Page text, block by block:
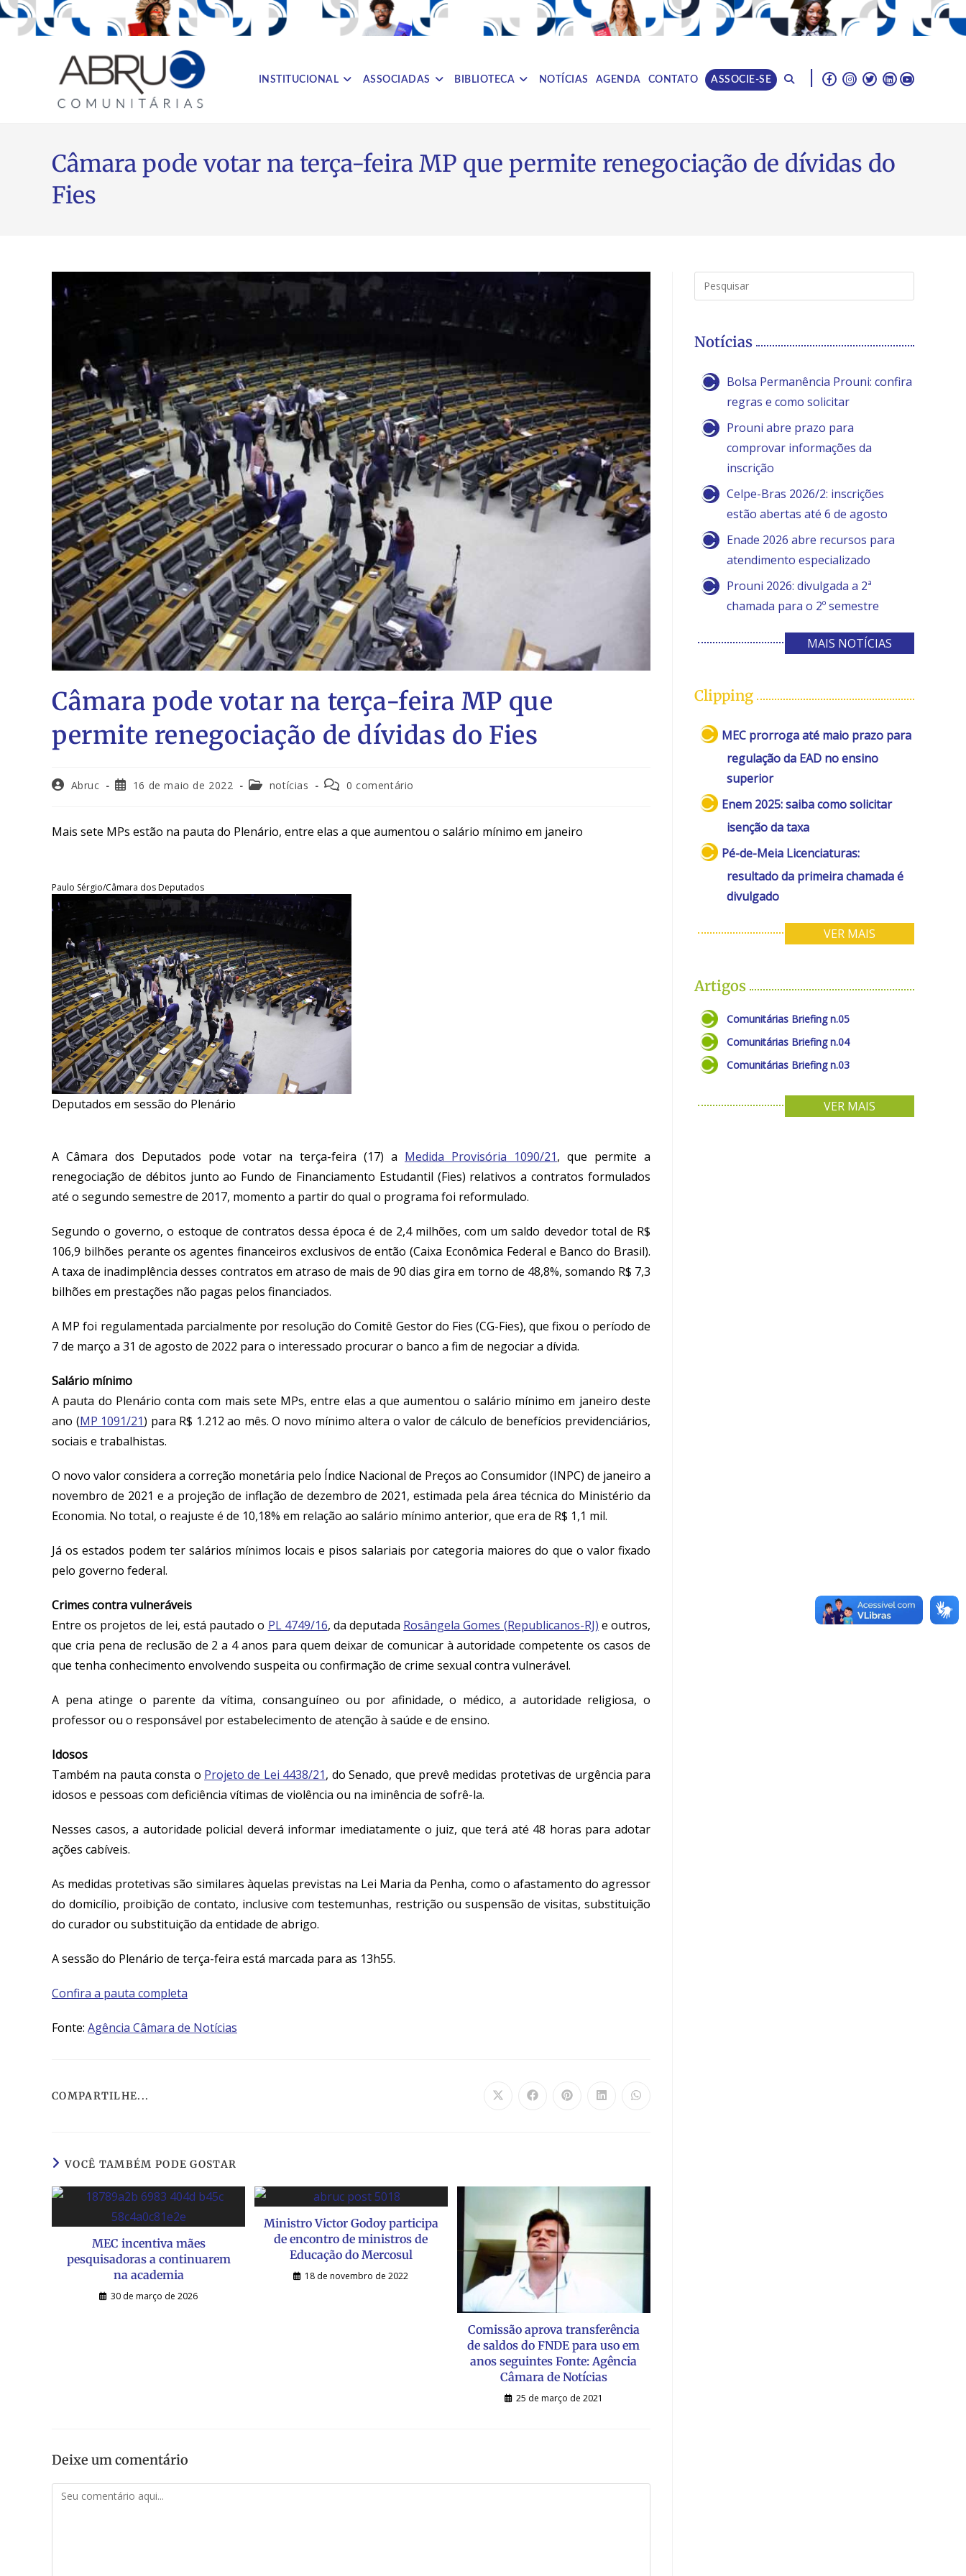
|
INSTITUCIONAL ASSOCIADAS BIBLIOTECA NOTÍCIAS AGENDA CONTATO ASSOCIE-SE
Câmara pode votar na terça-feira MP que permite renegociação de dívidas do
Fies
Câmara pode votar na terça-feira MP que
permite renegociação de dívidas do Fies
Abruc 16 de maio de 2022 notícias 0 comentário
Mais sete MPs estão na pauta do Plenário, entre elas a que aumentou o salário mínimo em janeiro
Paulo Sérgio/Câmara dos Deputados
Deputados em sessão do Plenário
A Câmara dos Deputados pode votar na terça-feira (17) a Medida Provisória 1090/21, que permite a
renegociação de débitos junto ao Fundo de Financiamento Estudantil (Fies) relativos a contratos formulados
até o segundo semestre de 2017, momento a partir do qual o programa foi reformulado.
Segundo o governo, o estoque de contratos dessa época é de 2,4 milhões, com um saldo devedor total de R$
106,9 bilhões perante os agentes financeiros exclusivos de então (Caixa Econômica Federal e Banco do Brasil).
A taxa de inadimplência desses contratos em atraso de mais de 90 dias gira em torno de 48,8%, somando R$ 7,3
bilhões em prestações não pagas pelos financiados.
A MP foi regulamentada parcialmente por resolução do Comitê Gestor do Fies (CG-Fies), que fixou o período de
7 de março a 31 de agosto de 2022 para o interessado procurar o banco a fim de negociar a dívida.
Salário mínimo
A pauta do Plenário conta com mais sete MPs, entre elas a que aumentou o salário mínimo em janeiro deste
ano (MP 1091/21) para R$ 1.212 ao mês. O novo mínimo altera o valor de cálculo de benefícios previdenciários,
sociais e trabalhistas.
O novo valor considera a correção monetária pelo Índice Nacional de Preços ao Consumidor (INPC) de janeiro a
novembro de 2021 e a projeção de inflação de dezembro de 2021, estimada pela área técnica do Ministério da
Economia. No total, o reajuste é de 10,18% em relação ao salário mínimo anterior, que era de R$ 1,1 mil.
Já os estados podem ter salários mínimos locais e pisos salariais por categoria maiores do que o valor fixado
pelo governo federal.
Crimes contra vulneráveis
Entre os projetos de lei, está pautado o PL 4749/16, da deputada Rosângela Gomes (Republicanos-RJ) e outros,
que cria pena de reclusão de 2 a 4 anos para quem deixar de comunicar à autoridade competente os casos de
que tenha conhecimento envolvendo suspeita ou confirmação de crime sexual contra vulnerável.
A pena atinge o parente da vítima, consanguíneo ou por afinidade, o médico, a autoridade religiosa, o
professor ou o responsável por estabelecimento de atenção à saúde e de ensino.
Idosos
Também na pauta consta o Projeto de Lei 4438/21, do Senado, que prevê medidas protetivas de urgência para
idosos e pessoas com deficiência vítimas de violência ou na iminência de sofrê-la.
Nesses casos, a autoridade policial deverá informar imediatamente o juiz, que terá até 48 horas para adotar
ações cabíveis.
As medidas protetivas são similares àquelas previstas na Lei Maria da Penha, como o afastamento do agressor
do domicílio, proibição de contato, inclusive com testemunhas, restrição ou suspensão de visitas, substituição
do curador ou substituição da entidade de abrigo.
A sessão do Plenário de terça-feira está marcada para as 13h55.
Confira a pauta completa
Fonte: Agência Câmara de Notícias
COMPARTILHE...
VOCÊ TAMBÉM PODE GOSTAR
MEC incentiva mães
pesquisadoras a continuarem
na academia
30 de março de 2026
Ministro Victor Godoy participa
de encontro de ministros de
Educação do Mercosul
18 de novembro de 2022
Comissão aprova transferência
de saldos do FNDE para uso em
anos seguintes Fonte: Agência
Câmara de Notícias
25 de março de 2021
Deixe um comentário
Notícias
Bolsa Permanência Prouni: confira
regras e como solicitar
Prouni abre prazo para
comprovar informações da
inscrição
Celpe-Bras 2026/2: inscrições
estão abertas até 6 de agosto
Enade 2026 abre recursos para
atendimento especializado
Prouni 2026: divulgada a 2ª
chamada para o 2º semestre
MAIS NOTÍCIAS
Clipping
MEC prorroga até maio prazo para
regulação da EAD no ensino
superior
Enem 2025: saiba como solicitar
isenção da taxa
Pé-de-Meia Licenciaturas:
resultado da primeira chamada é
divulgado
VER MAIS
Artigos
Comunitárias Briefing n.05
Comunitárias Briefing n.04
Comunitárias Briefing n.03
VER MAIS